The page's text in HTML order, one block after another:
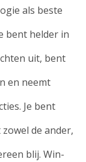
als beste
bent helder in
uit, bent
en neemt
Je bent
de ander,
blij. Win-